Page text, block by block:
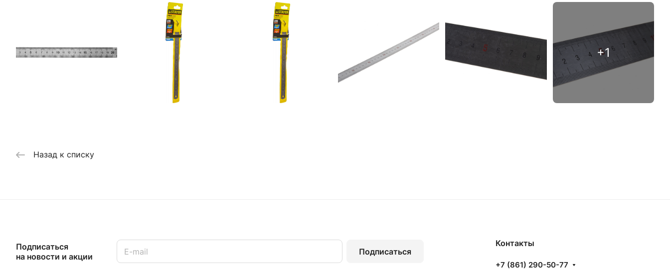
Назад к списку
Подписаться
на новости и акции
Подписаться
Контакты
+7 (861) 290-50-77